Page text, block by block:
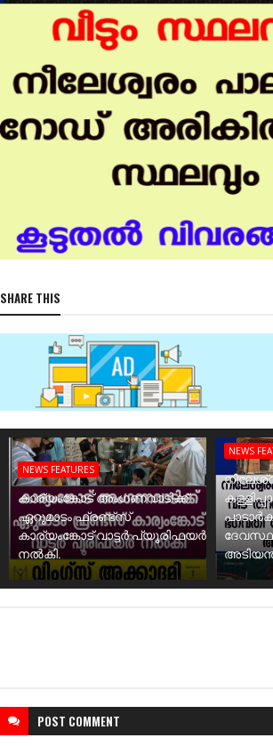
SHARE THIS
NEWS FEATURES
കാര്യംങ്കോട് അംഗണവാടിക്ക്
ഏറുമാടം ഫ്രണ്ട്സ്
കാര്യംങ്കോട് വാട്ടർ പ്യൂരിഫയർ
നൽകി.
NEWS
POST COMMENT